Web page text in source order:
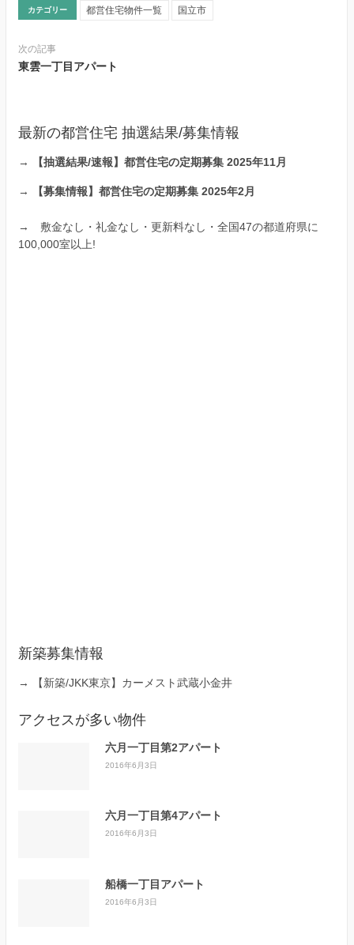
カテゴリー 都営住宅物件一覧 国立市
次の記事
東雲一丁目アパート
最新の都営住宅 抽選結果/募集情報
→ 【抽選結果/速報】都営住宅の定期募集 2025年11月
→ 【募集情報】都営住宅の定期募集 2025年2月
→ 敷金なし・礼金なし・更新料なし・全国47の都道府県に
100,000室以上!
新築募集情報
→ 【新築/JKK東京】カーメスト武蔵小金井
アクセスが多い物件
六月一丁目第2アパート
2016年6月3日
六月一丁目第4アパート
2016年6月3日
船橋一丁目アパート
2016年6月3日